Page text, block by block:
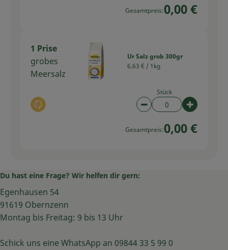
Gesamtpreis:0,00 €
1 Prise
grobes
Meersalz
Auswahl ändern
Ur Salz grob 300gr
6,63 € / 1kg
Stück
Artikelanzahl
Gesamtpreis:0,00 €
Du hast eine Frage? Wir helfen dir gern:
Egenhausen 54
91619 Obernzenn
Montag bis Freitag: 9 bis 13 Uhr
Schick uns eine WhatsApp an 09844 33 5 99 0